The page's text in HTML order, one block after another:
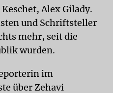
Alex Gilady.
und Schriftsteller
mehr, seit die
wurden.
im
über Zehavi